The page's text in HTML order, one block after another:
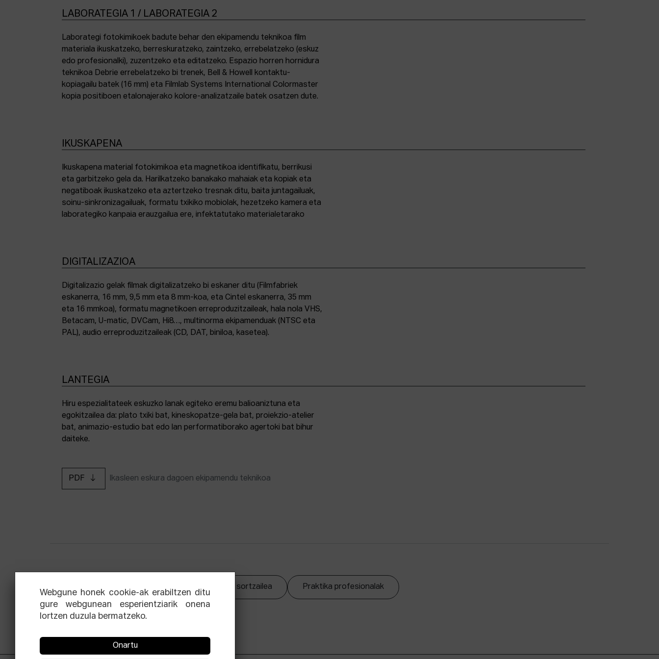
LABORATEGIA 1 / LABORATEGIA 2
Laborategi fotokimikoek badute behar den ekipamendu teknikoa film
materiala ikuskatzeko, berreskuratzeko, zaintzeko, errebelatzeko (eskuz
edo profesionalki), zuzentzeko eta editatzeko. Espazio horren hornidura
teknikoa Debrie errebelatzeko bi trenek, Bell & Howell kontaktu-
kopiagailu batek (16 mm) eta Filmlab Systems International Colormaster
kopia positiboen etalonajerako kolore-analizatzaile batek osatzen dute.
IKUSKAPENA
Ikuskapena material fotokimikoa eta magnetikoa identifikatu, berrikusi
eta garbitzeko gela da. Harilkatzeko banakako mahaiak eta kopiak eta
negatiboak ikuskatzeko eta aztertzeko tresnak ditu, baita juntagailuak,
soinu-sinkronizagailuak, formatu txikiko mobiolak, hezetzeko kamera eta
laborategiko kanpaia erauzgailua ere, infektatutako materialetarako
DIGITALIZAZIOA
Digitalizazio gelak filmak digitalizatzeko bi eskaner ditu (Filmfabriek
eskanerra, 16 mm, 9,5 mm eta 8 mm-koa, eta Cintel eskanerra, 35 mm
eta 16 mmkoa), formatu magnetikoen erreproduzitzaileak, hala nola VHS,
Betacam, U-matic, DVCam, Hi8…, multinorma ekipamenduak (NTSC eta
PAL), audio erreproduzitzaileak (CD, DAT, biniloa, kasetea).
LANTEGIA
Hiru espezialitateek eskuzko lanak egiteko eremu balioaniztuna eta
egokitzailea da: plato txiki bat, kineskopatze-gela bat, proiekzio-atelier
bat, animazio-estudio bat edo lan performatiborako agertoki bat bihur
daiteke.
PDF Ikasleen eskura dagoen ekipamendu teknikoa
Ekoizpen sortzailea Praktika profesionalak
Webgune honek cookie-ak erabiltzen ditu
gure webgunean esperientziarik onena
lortzen duzula bermatzeko.
Onartu